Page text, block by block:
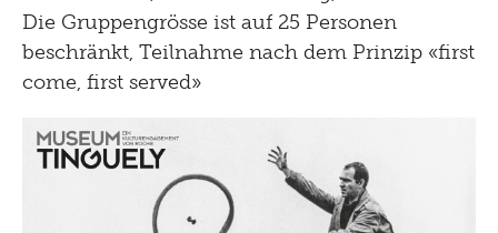
Die Gruppengrösse ist auf 25 Personen
beschränkt, Teilnahme nach dem Prinzip «first
come, first served»